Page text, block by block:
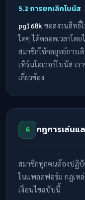
5.2 การยกเลิกโบนัส
pg168k ขอสงวนสิทธิ์
ใดๆ ได้ตลอดเวลาโด
สมาชิกใช้กลยุทธ์การ
เทิร์นโอเวอร์โบนัส เ
เกี่ยวข้อง
6 กฎการเล่นแ
สมาชิกทุกคนต้องปฏิบั
ในแพลตฟอร์ม กฎเห
เงื่อนไขฉบับนี้